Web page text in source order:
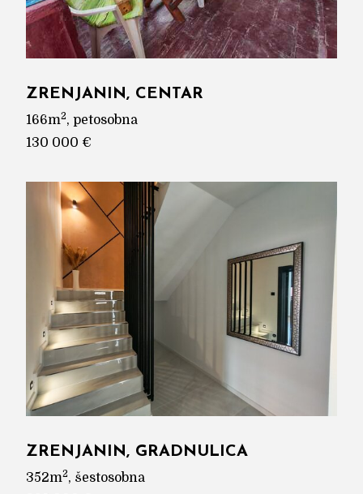
ZRENJANIN, CENTAR
166m2, petosobna
130 000 €
ZRENJANIN, GRADNULICA
352m2, šestosobna